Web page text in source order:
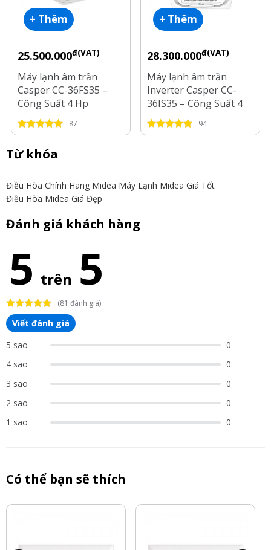
+ Thêm
25.500.000đ(VAT)
Máy lạnh âm trần
Casper CC-36FS35 –
Công Suất 4 Hp
87
+ Thêm
28.300.000đ(VAT)
Máy lạnh âm trần
Inverter Casper CC-
36IS35 – Công Suất 4
Hp
94
Từ khóa
Điều Hòa Chính Hãng Midea Máy Lạnh Midea Giá Tốt
Điều Hòa Midea Giá Đẹp
Đánh giá khách hàng
5 trên 5
(81 đánh giá)
Viết đánh giá
5 sao
0
4 sao
0
3 sao
0
2 sao
0
1 sao
0
Có thể bạn sẽ thích